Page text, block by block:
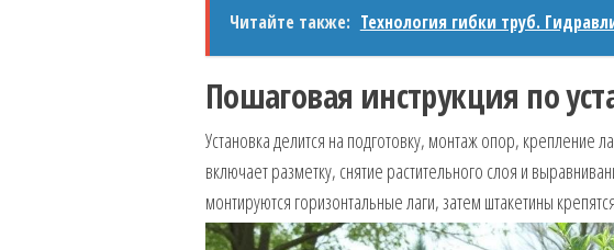
Читайте также: Технология гибки труб.
Пошаговая инструкция по
Установка делится на подготовку, монтаж опор, крепление
включает разметку, снятие растительного слоя и
монтируются горизонтальные лаги, затем штакетины